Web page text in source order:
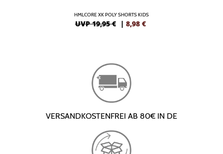
HMLCORE XK POLY SHORTS KIDS
UVP 19,95 € | 8,98 €
VERSANDKOSTENFREI AB 80€ IN DE